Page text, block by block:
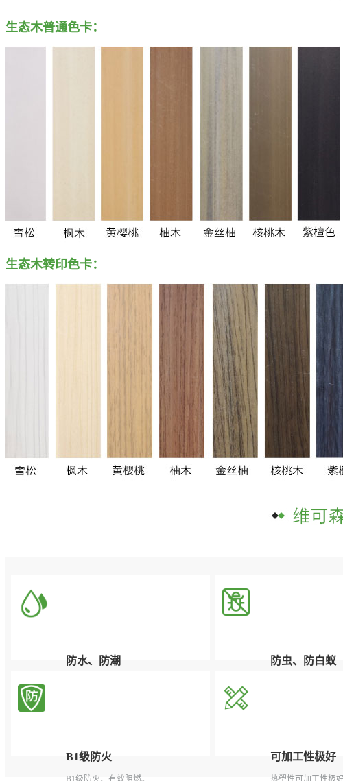
生态木普通色卡：
生态木转印色卡：
防水、防潮 防虫、防白蚁
B1级防火 可加工性极好